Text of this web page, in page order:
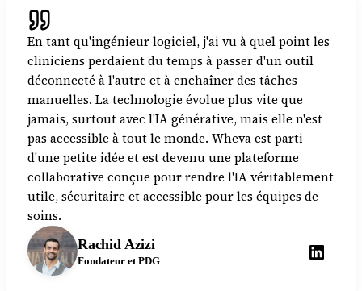
En tant qu'ingénieur logiciel, j'ai vu à quel point les
cliniciens perdaient du temps à passer d'un outil
déconnecté à l'autre et à enchaîner des tâches
manuelles. La technologie évolue plus vite que
jamais, surtout avec l'IA générative, mais elle n'est
pas accessible à tout le monde. Wheva est parti
d'une petite idée et est devenu une plateforme
collaborative conçue pour rendre l'IA véritablement
utile, sécuritaire et accessible pour les équipes de
soins.
Rachid Azizi
Fondateur et PDG